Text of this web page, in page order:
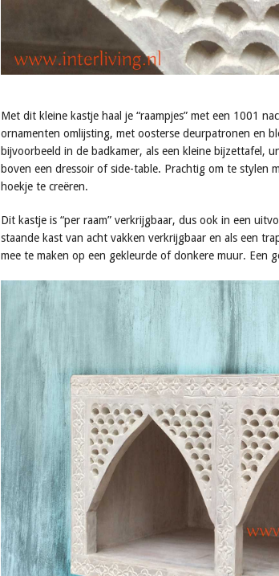
Met dit kleine kastje haal je “raampjes” met een 1001
ornamenten omlijsting, met oosterse deurpatronen en
bijvoorbeeld in de badkamer, als een kleine bijzettafel,
boven een dressoir of side-table. Prachtig om te stylen
hoekje te creëren.
Dit kastje is “per raam” verkrijgbaar, dus ook in een
staande kast van acht vakken verkrijgbaar en als een
mee te maken op een gekleurde of donkere muur. Een